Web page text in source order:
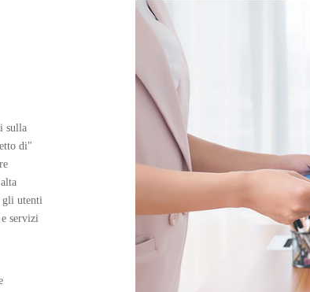
sulla
di"
gli utenti
servizi